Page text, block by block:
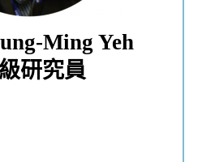
Ming Yeh
研究員